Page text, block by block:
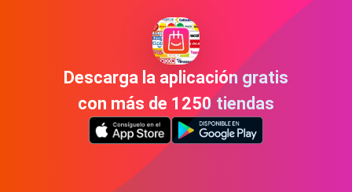
Descarga la aplicación gratis
con más de 1250 tiendas